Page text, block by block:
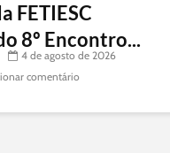
FETIESC
8º Encontro...
4 de agosto de 2026
comentário